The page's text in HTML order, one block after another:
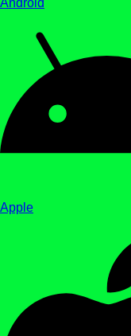
Android
Apple